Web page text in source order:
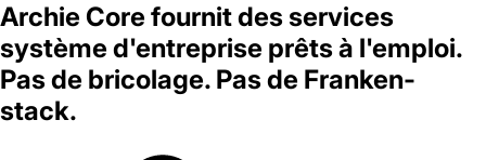
Archie Core fournit des services
système d'entreprise prêts à l'emploi.
Pas de bricolage. Pas de Franken-
stack.